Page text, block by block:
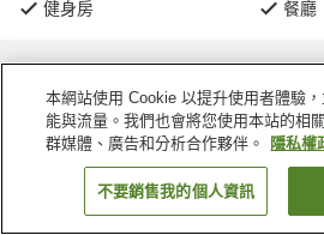
健身房
餐廳
首頁 台灣 南投 魚池鄉 力麗哲
找客房
本網站使用 Cookie 以提升使用者體驗
能與流量。我們也會將您使用本站的相
群媒體、廣告和分析合作夥伴。
隱私權
不要銷售我的個人資訊